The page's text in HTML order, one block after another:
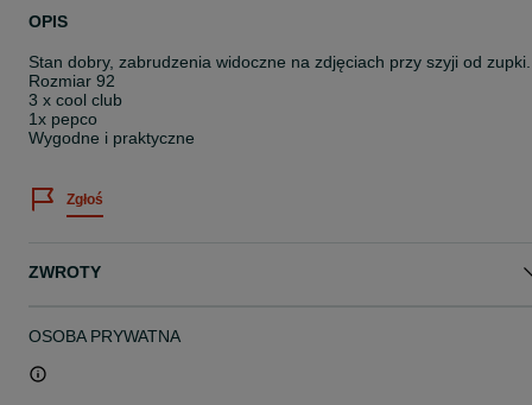
OPIS
Stan dobry, zabrudzenia widoczne na zdjęciach przy szyji od zupki.
Rozmiar 92
3 x cool club
1x pepco
Wygodne i praktyczne
Zgłoś
ZWROTY
OSOBA PRYWATNA